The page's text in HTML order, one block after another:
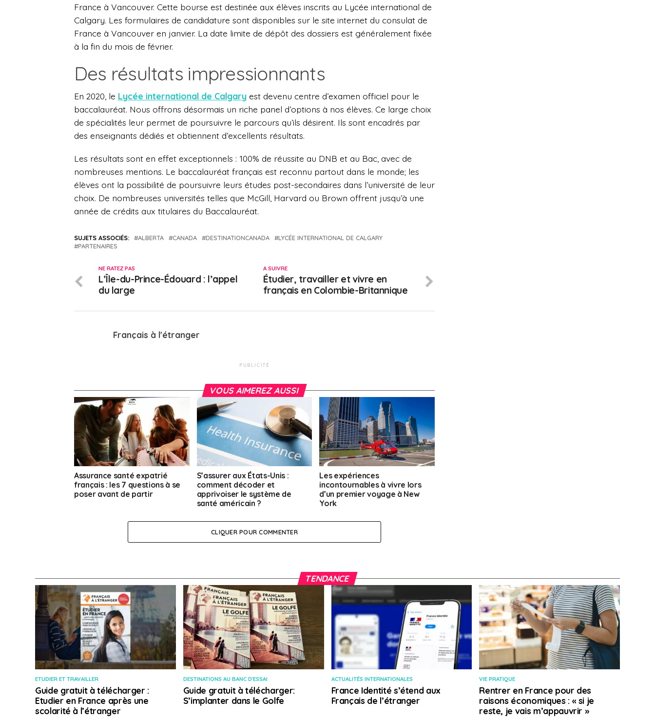
France à Vancouver. Cette bourse est destinée aux élèves inscrits au Lycée international de
Calgary. Les formulaires de candidature sont disponibles sur le site internet du consulat de
France à Vancouver en janvier. La date limite de dépôt des dossiers est généralement fixée
à la fin du mois de février.
Des résultats impressionnants
En 2020, le Lycée international de Calgary est devenu centre d’examen officiel pour le
baccalauréat. Nous offrons désormais un riche panel d’options à nos élèves. Ce large choix
de spécialités leur permet de poursuivre le parcours qu’ils désirent. Ils sont encadrés par
des enseignants dédiés et obtiennent d’excellents résultats.
Les résultats sont en effet exceptionnels : 100% de réussite au DNB et au Bac, avec de
nombreuses mentions. Le baccalauréat français est reconnu partout dans le monde; les
élèves ont la possibilité de poursuivre leurs études post-secondaires dans l’université de leur
choix. De nombreuses universités telles que McGill, Harvard ou Brown offrent jusqu’à une
année de crédits aux titulaires du Baccalauréat.
SUJETS ASSOCIÉS: ALBERTA CANADA DESTINATIONCANADA
LYCÉE INTERNATIONAL DE CALGARY
PARTENAIRES
A SUIVRE
Étudier, travailler et vivre en
français en Colombie-Britannique
NE RATEZ PAS
L’Île-du-Prince-Édouard : l’appel
du large
Français à l'étranger
PUBLICITÉ
VOUS AIMEREZ AUSSI
Assurance santé expatrié
français : les 7 questions à se
poser avant de partir
S’assurer aux États-Unis :
comment décoder et
apprivoiser le système de
santé américain ?
Les expériences
incontournables à vivre lors
d’un premier voyage à New
York
CLIQUER POUR COMMENTER
TENDANCE
ETUDIER ET TRAVAILLER
Guide gratuit à télécharger :
Etudier en France après une
scolarité à l’étranger
DESTINATIONS AU BANC D'ESSAI
Guide gratuit à télécharger:
S’implanter dans le Golfe
ACTUALITÉS INTERNATIONALES
France Identité s’étend aux
Français de l’étranger
VIE PRATIQUE
Rentrer en France pour des
raisons économiques : « si je
reste, je vais m’appauvrir »